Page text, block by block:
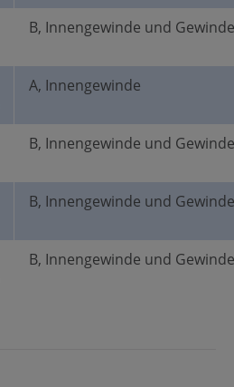
B, Innengewinde und
A, Innengewinde
B, Innengewinde und
B, Innengewinde und
B, Innengewinde und